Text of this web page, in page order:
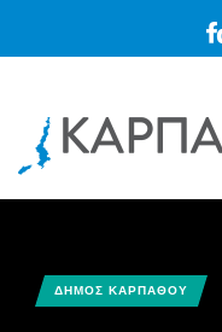
ΔΗΜΟΣ ΚΑΡΠΑΘΟΥ